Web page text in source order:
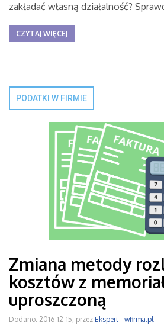
zakładać własną działalność?
CZYTAJ WIĘCEJ
PODATKI W FIRMIE
Zmiana metody
kosztów z
uproszczoną
Dodano: 2016-12-15, przez Ekspert - wfirma.pl